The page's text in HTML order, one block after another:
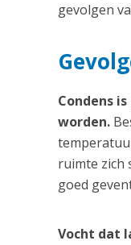
gevolgen
Condens
worden.
ruimte zich
goed
Vocht dat